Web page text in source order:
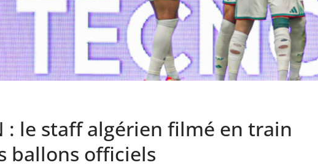
: le staff algérien filmé en train
ballons officiels